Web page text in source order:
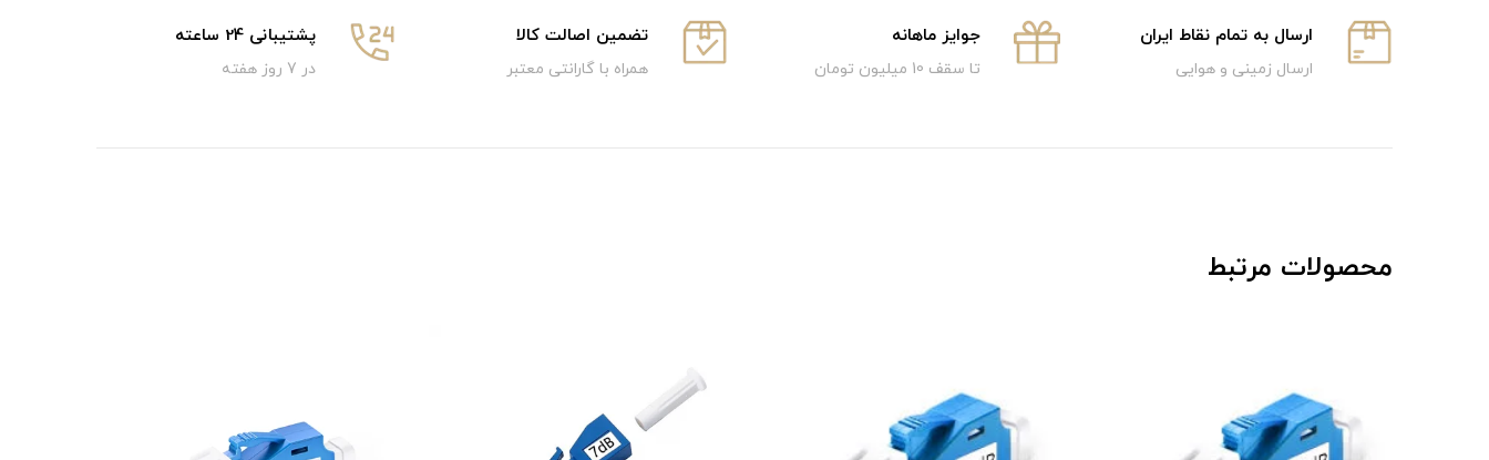
ارسال به تمام نقاط ایران
ارسال زمینی و هوایی
جوایز ماهانه
تا سقف 10 میلیون تومان
تضمین اصالت کالا
همراه با گارانتی معتبر
پشتیبانی 24 ساعته
در 7 روز هفته
محصولات مرتبط